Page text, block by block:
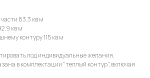
83,3 кв м
кв м
контуру 115 кв м
под индивидуальные желания.
в комплектации "теплый контур", включая